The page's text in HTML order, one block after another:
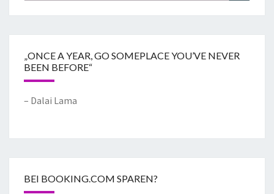
„ONCE A YEAR, GO SOMEPLACE YOU’VE NEVER
BEEN BEFORE“
– Dalai Lama
BEI BOOKING.COM SPAREN?